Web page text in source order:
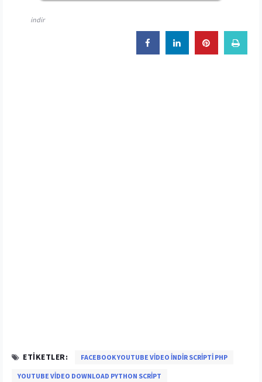
indir
ETIKETLER: FACEBOOK YOUTUBE VIDEO INDIR SCRIPTI PHP
YOUTUBE VIDEO DOWNLOAD PYTHON SCRIPT